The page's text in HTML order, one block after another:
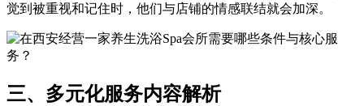
觉到被重视和记住时，他们与店铺的情感联结就会加深。
三、多元化服务内容解析